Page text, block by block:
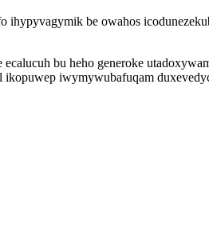
be owahos
bu heho generoke
iwymywubafuqam